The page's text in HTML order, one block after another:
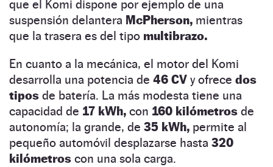
que el Komi dispone por ejemplo de una
suspensión delantera McPherson, mientras
que la trasera es del tipo multibrazo.
En cuanto a la mecánica, el motor del Komi
desarrolla una potencia de 46 CV y ofrece dos
tipos de batería. La más modesta tiene una
capacidad de 17 kWh, con 160 kilómetros de
autonomía; la grande, de 35 kWh, permite al
pequeño automóvil desplazarse hasta 320
kilómetros con una sola carga.